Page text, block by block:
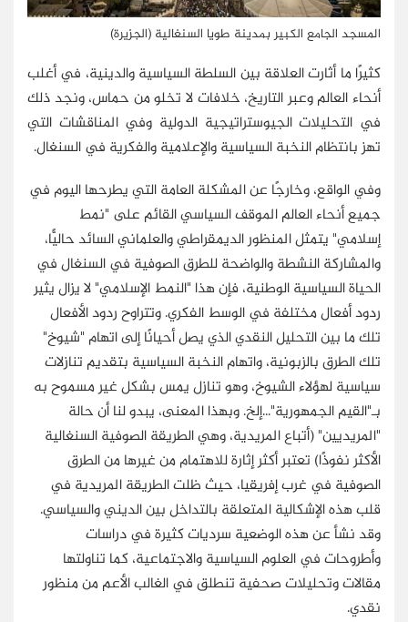
المسجد الجامع الكبير بمدينة طويا السنغالية (الجزيرة)
كثيرًا ما أثارت العلاقة بين السلطة السياسية والدينية، في أغلب
أنحاء العالم وعبر التاريخ، خلافات لا تخلو من حماس، ونجد ذلك
في التحليلات الجيوستراتيجية الدولية وفي المناقشات التي
تهز بانتظام النخبة السياسية والإعلامية والفكرية في السنغال.
وفي الواقع، وخارجًا عن المشكلة العامة التي يطرحها اليوم في
جميع أنحاء العالم الموقف السياسي القائم على "نمط
إسلامي" يتمثل المنظور الديمقراطي والعلماني السائد حاليًّا،
والمشاركة النشطة والواضحة للطرق الصوفية في السنغال في
الحياة السياسية الوطنية، فإن هذا "النمط الإسلامي" لا يزال يثير
ردود أفعال مختلفة في الوسط الفكري. وتتراوح ردود الأفعال
تلك ما بين التحليل النقدي الذي يصل أحيانًا إلى اتهام "شيوخ"
تلك الطرق بالزبونية، واتهام النخبة السياسية بتقديم تنازلات
سياسية لهؤلاء الشيوخ، وهو تنازل يمس بشكل غير مسموح به
بـ"القيم الجمهورية"...إلخ. وبهذا المعنى، يبدو لنا أن حالة
"المريديين" (أتباع المريدية، وهي الطريقة الصوفية السنغالية
الأكثر نفوذًا) تعتبر أكثر إثارة للاهتمام من غيرها من الطرق
الصوفية في غرب إفريقيا، حيث ظلت الطريقة المريدية في
قلب هذه الإشكالية المتعلقة بالتداخل بين الديني والسياسي.
وقد نشأ عن هذه الوضعية سرديات كثيرة في دراسات
وأطروحات في العلوم السياسية والاجتماعية، كما تناولتها
مقالات وتحليلات صحفية تنطلق في الغالب الأعم من منظور
نقدي.